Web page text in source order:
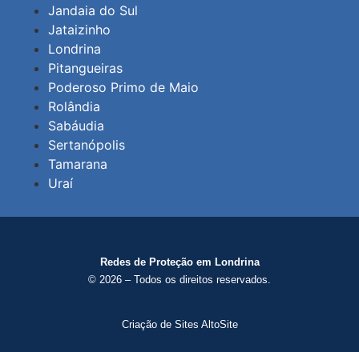
Jandaia do Sul
Jataizinho
Londrina
Pitangueiras
Poderoso Primo de Maio
Rolândia
Sabáudia
Sertanópolis
Tamarana
Uraí
Redes de Proteção em Londrina
© 2026 – Todos os direitos reservados.
Criação de Sites AltoSite